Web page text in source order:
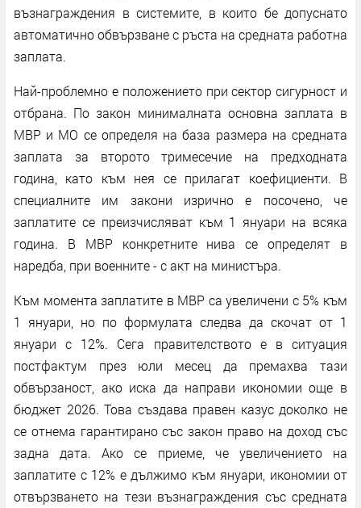
възнаграждения в системите, в които бе допуснато
автоматично обвързване с ръста на средната работна
заплата.
Най-проблемно е положението при сектор сигурност и
отбрана. По закон минималната основна заплата в
МВР и МО се определя на база размера на средната
заплата за второто тримесечие на предходната
година, като към нея се прилагат коефициенти. В
специалните им закони изрично е посочено, че
заплатите се преизчисляват към 1 януари на всяка
година. В МВР конкретните нива се определят в
наредба, при военните - с акт на министъра.
Към момента заплатите в МВР са увеличени с 5% към
1 януари, но по формулата следва да скочат от 1
януари с 12%. Сега правителството е в ситуация
постфактум през юли месец да премахва тази
обвързаност, ако иска да направи икономии още в
бюджет 2026. Това създава правен казус доколко не
се отнема гарантирано със закон право на доход със
задна дата. Ако се приеме, че увеличението на
заплатите с 12% е дължимо към януари, икономии от
отвързването на тези възнаграждения със средната